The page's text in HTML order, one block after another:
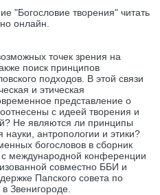
"Богословие творения" читать
онлайн.
точек зрения на
поиск принципов
подходов. В этой связи
и этическая
представление о
с идеей творения и
Не являются ли принципы
антропологии и этики?
богословов в сборник
международной конференции
совместно ББИ и
Папского совета по
Звенигороде.